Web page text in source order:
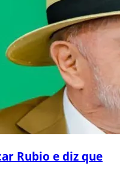
Rubio e diz que